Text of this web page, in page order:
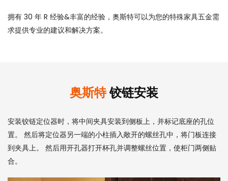
拥有 30 年 R 经验&丰富的经验，奥斯特可以为您的特殊家具五金需
求提供专业的建议和解决方案。
奥斯特铰链安装
安装铰链定位器时，将中间夹具安装到侧板上，并标记底座的孔位
置。 然后将定位器另一端的小柱插入敞开的螺丝孔中，将门板连接
到夹具上。 然后用开孔器打开杯孔并调整螺丝位置，使柜门两侧贴
合。